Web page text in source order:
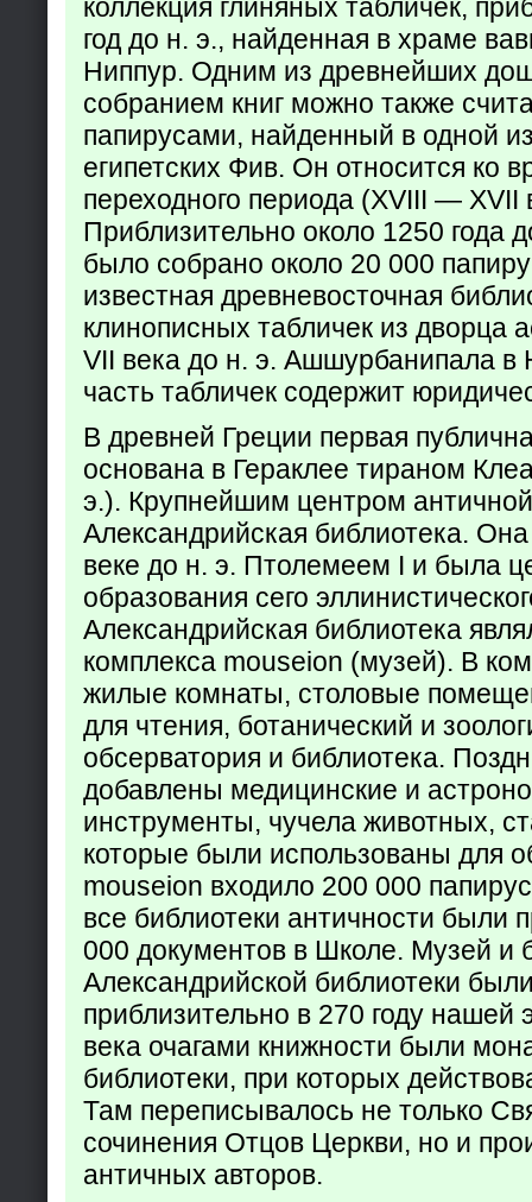
коллекция глиняных табличек,
год до н. э., найденная в храме
Ниппур. Одним из древнейших
собранием книг можно также
папирусами, найденный в одной
египетских Фив. Он относится ко
переходного периода (XVIII — XVII
Приблизительно около 1250 года
было собрано около 20 000
известная древневосточная
клинописных табличек из дворца
VII века до н. э. Ашшурбанипала в
часть табличек содержит
В древней Греции первая
основана в Гераклее тираном
э.). Крупнейшим центром
Александрийская библиотека.
веке до н. э. Птолемеем I и была
образования сего
Александрийская библиотека
комплекса mouseion (музей). В
жилые комнаты, столовые
для чтения, ботанический и
обсерватория и библиотека.
добавлены медицинские и
инструменты, чучела животных,
которые были использованы для
mouseion входило 200 000
все библиотеки античности были
000 документов в Школе. Музей и
Александрийской библиотеки
приблизительно в 270 году
века очагами книжности были
библиотеки, при которых
Там переписывалось не только
сочинения Отцов Церкви, но и
античных авторов.